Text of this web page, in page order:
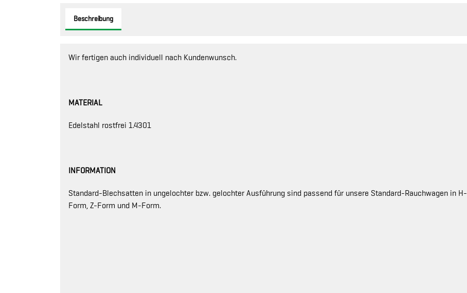
Beschreibung
Wir fertigen auch individuell nach Kundenwunsch.
MATERIAL
Edelstahl rostfrei 1.4301
INFORMATION
Standard-Blechsatten in ungelochter bzw. gelochter Ausführung sind passend für unsere Standard-Rauchwagen in H-
Form, Z-Form und M-Form.